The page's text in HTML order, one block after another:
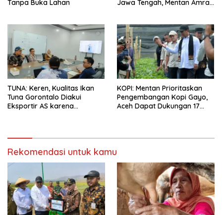
Tanpa Buka Lahan
Jawa Tengah, Mentan Amran
TUNA: Keren, Kualitas Ikan
Tuna Gorontalo Diakui
Eksportir AS karena
KOPI: Mentan Prioritaskan
Pengembangan Kopi Gayo,
Aceh Dapat Dukungan 17
Rekomendasi untuk kamu